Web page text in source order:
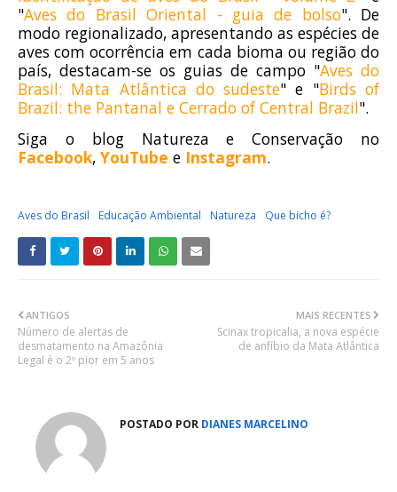
"Aves do Brasil Oriental - guia de bolso". De
modo regionalizado, apresentando as espécies de
aves com ocorrência em cada bioma ou região do
país, destacam-se os guias de campo "Aves do
Brasil: Mata Atlântica do sudeste" e "Birds of
Brazil: the Pantanal e Cerrado of Central Brazil".
Siga o blog Natureza e Conservação no
Facebook, YouTube e Instagram.
Aves do Brasil Educação Ambiental Natureza Que bicho é?
MAIS RECENTES
Scinax tropicalia, a nova espécie
de anfíbio da Mata Atlântica
ANTIGOS
Número de alertas de
desmatamento na Amazônia
Legal é o 2º pior em 5 anos
POSTADO POR DIANES MARCELINO